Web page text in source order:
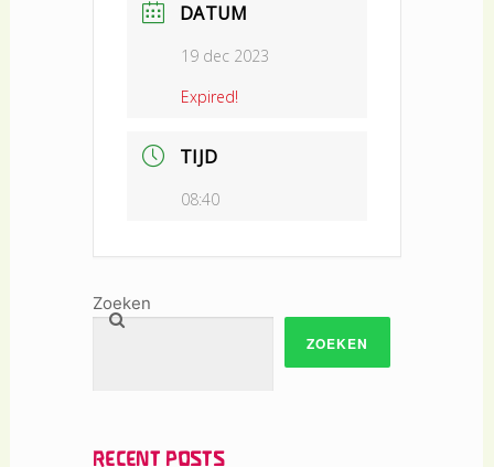
DATUM
19 dec 2023
Expired!
TIJD
08:40
Zoeken
ZOEKEN
RECENT POSTS